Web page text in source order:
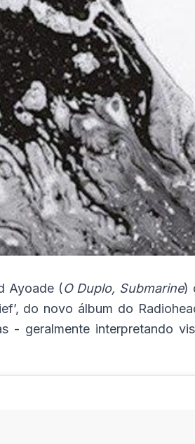
Ayoade (O Duplo, Submarine)
do novo álbum do
- geralmente interpretando